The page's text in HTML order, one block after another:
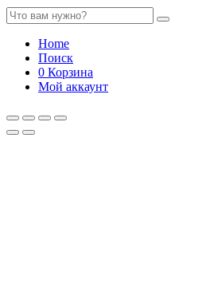
Home
Поиск
0 Корзина
Мой аккаунт